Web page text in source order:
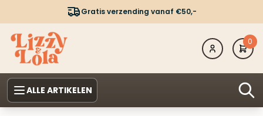
Gratis verzending vanaf €50,-
0
ALLE ARTIKELEN